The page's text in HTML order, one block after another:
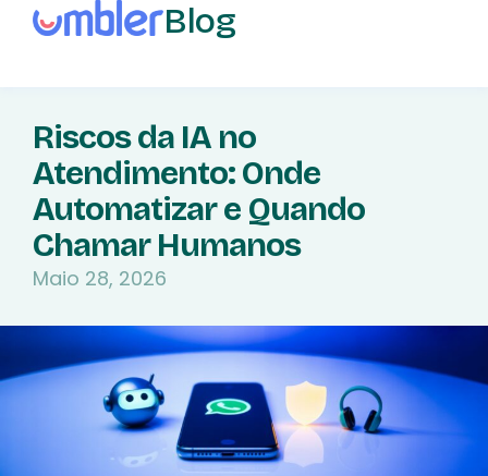
Blog
Riscos da IA no
Atendimento: Onde
Automatizar e Quando
Chamar Humanos
Maio 28, 2026